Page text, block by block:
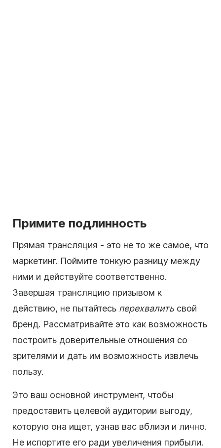
Примите подлинность
Прямая трансляция - это не то же самое, что
маркетинг. Поймите тонкую разницу между
ними и действуйте соответственно.
Завершая трансляцию призывом к
действию, не пытайтесь перехвалить свой
бренд. Рассматривайте это как возможность
построить доверительные отношения со
зрителями и дать им возможность извлечь
пользу.
Это ваш основной инструмент, чтобы
предоставить целевой аудитории выгоду,
которую она ищет, узнав вас вблизи и лично.
Не испортите его ради увеличения прибыли.